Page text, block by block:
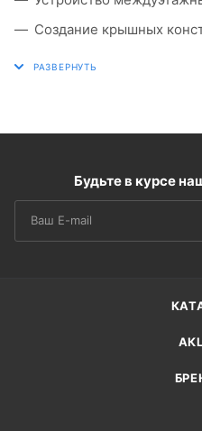
Создание крышных
Будьте в курсе